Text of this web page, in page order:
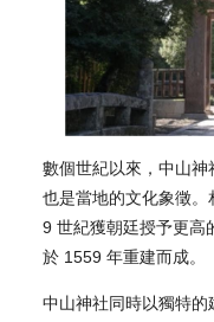
數個世紀以來，中山神
也是當地的文化象徵
9 世紀獲朝廷授予更高
於 1559 年重建而成。
中山神社同時以獨特